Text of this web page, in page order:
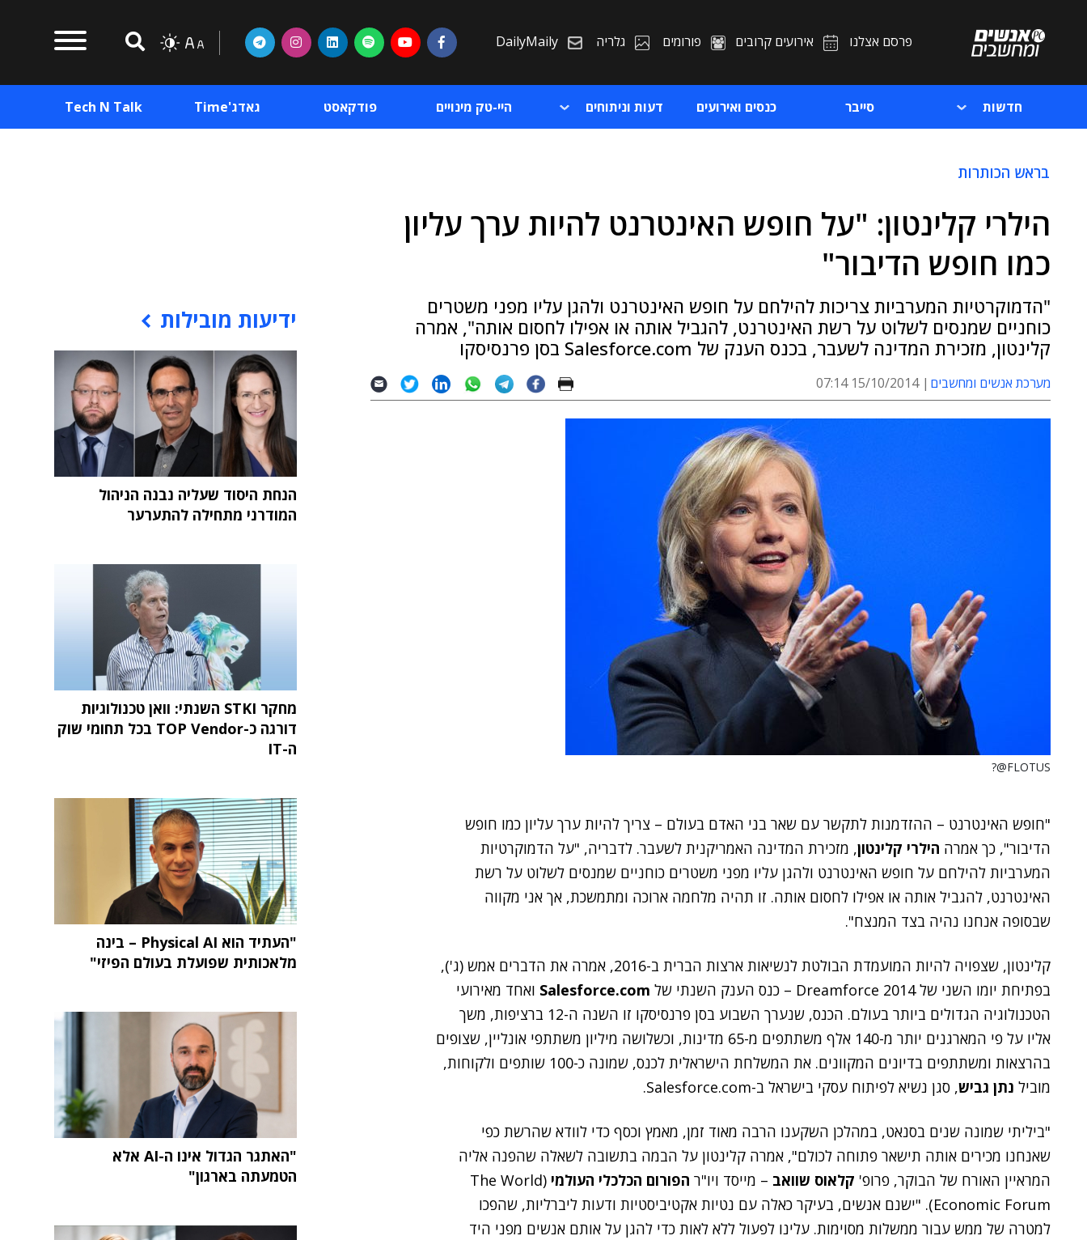
פרסם אצלנו אירועים קרובים פורומים גלריה DailyMaily
חדשות סייבר כנסים ואירועים דעות וניתוחים היי-טק מינויים פודקאסט גאדג'Time Tech N Talk
בראש הכותרות
הילרי קלינטון: "על חופש האינטרנט להיות ערך עליון
כמו חופש הדיבור"
"הדמוקרטיות המערביות צריכות להילחם על חופש האינטרנט ולהגן עליו מפני משטרים
כוחניים שמנסים לשלוט על רשת האינטרנט, להגביל אותה או אפילו לחסום אותה", אמרה
קלינטון, מזכירת המדינה לשעבר, בכנס הענק של Salesforce.com בסן פרנסיסקו
מערכת אנשים ומחשבים 15/10/2014 07:14
FLOTUS@?
"חופש האינטרנט – ההזדמנות לתקשר עם שאר בני האדם בעולם – צריך להיות ערך עליון כמו חופש
הדיבור", כך אמרה הילרי קלינטון, מזכירת המדינה האמריקנית לשעבר. לדבריה, "על הדמוקרטיות
המערביות להילחם על חופש האינטרנט ולהגן עליו מפני משטרים כוחניים שמנסים לשלוט על רשת
האינטרנט, להגביל אותה או אפילו לחסום אותה. זו תהיה מלחמה ארוכה ומתמשכת, אך אני מקווה
שבסופה אנחנו נהיה בצד המנצח".
קלינטון, שצפויה להיות המועמדת הבולטת לנשיאות ארצות הברית ב-2016, אמרה את הדברים אמש (ג'),
בפתיחת יומו השני של Dreamforce 2014 – כנס הענק השנתי של
Salesforce.com ואחד מאירועי
הטכנולוגיה הגדולים ביותר בעולם. הכנס, שנערך השבוע בסן פרנסיסקו זו השנה ה-12 ברציפות, משך
אליו על פי המארגנים יותר מ-140 אלף משתתפים מ-65 מדינות, וכשלושה מיליון משתתפי אונליין, שצופים
בהרצאות ומשתתפים בדיונים המקוונים. את המשלחת הישראלית לכנס, שמונה כ-100 שותפים ולקוחות,
מוביל נתן גביש, סגן נשיא לפיתוח עסקי בישראל ב-Salesforce.com.
"ביליתי שמונה שנים בסנאט, במהלכן השקענו הרבה מאוד זמן, מאמץ וכסף כדי לוודא שהרשת כפי
שאנחנו מכירים אותה תישאר פתוחה לכולם", אמרה קלינטון על הבמה בתשובה לשאלה שהפנה אליה
המראיין האורח של הבוקר, פרופ' קלאוס שוואב – מייסד ויו"ר הפורום הכלכלי העולמי (The World
Economic Forum). "ישנם אנשים, בעיקר כאלה עם נטיות אקטיביסטיות ודעות ליברליות, שהפכו
למטרה של ממש עבור ממשלות מסוימות. עלינו לפעול ללא לאות כדי להגן על אותם אנשים מפני היד
ידיעות מובילות
הנחת היסוד שעליה נבנה הניהול
המודרני מתחילה להתערער
מחקר STKI השנתי: וואן טכנולוגיות
דורגה כ-TOP Vendor בכל תחומי שוק
ה-IT
"העתיד הוא Physical AI – בינה
מלאכותית שפועלת בעולם הפיזי"
"האתגר הגדול אינו ה-AI אלא
הטמעתה בארגון"